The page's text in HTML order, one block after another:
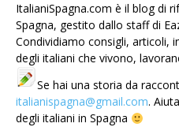
ItalianiSpagna.com è il blog di
Spagna, gestito dallo staff di
Condividiamo consigli, articoli,
degli italiani che vivono,
Se hai una storia da
italianispagna@gmail.com.
degli italiani in Spagna